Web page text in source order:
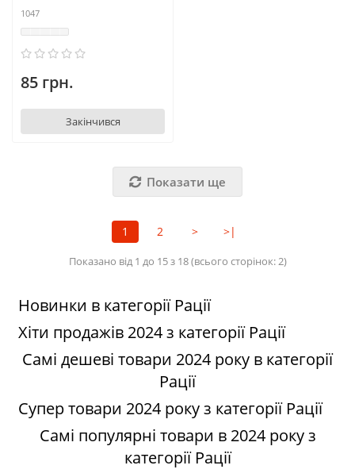
1047
85 грн.
Закінчився
Показати ще
1 2 > >|
Показано від 1 до 15 з 18 (всього сторінок: 2)
Новинки в категорії Рації
Хіти продажів 2024 з категорії Рації
Самі дешеві товари 2024 року в категорії
Рації
Супер товари 2024 року з категорії Рації
Самі популярні товари в 2024 року з
категорії Рації